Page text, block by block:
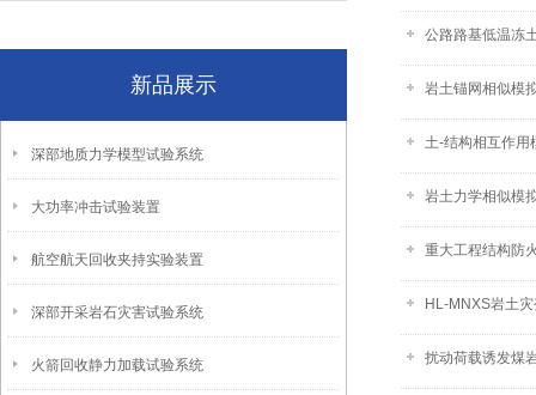
新品展示
深部地质力学模型试验系统
大功率冲击试验装置
航空航天回收夹持实验装置
深部开采岩石灾害试验系统
火箭回收静力加载试验系统
公路路基低温冻
岩土锚网相似模
土-结构相互作用
岩土力学相似模
重大工程结构防
HL-MNXS岩土
扰动荷载诱发煤